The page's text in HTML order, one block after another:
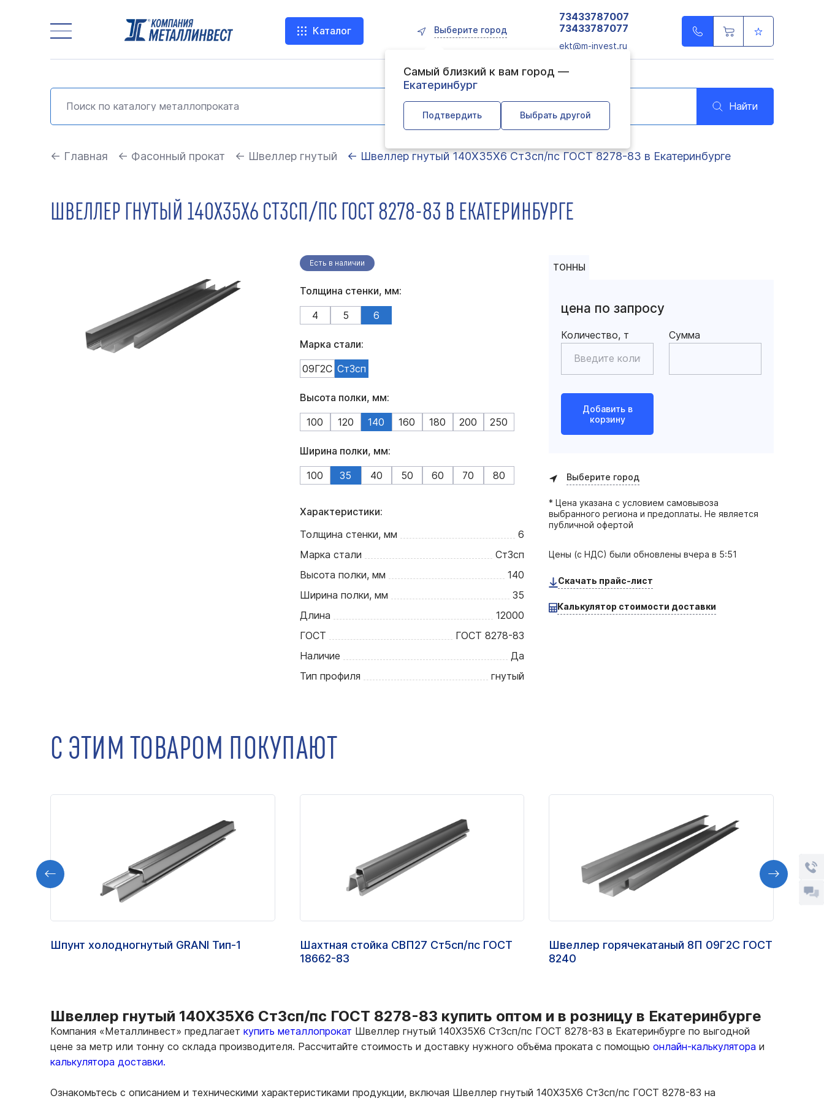
Каталог Выберите город
Самый близкий к вам город —
Екатеринбург
Подтвердить Выбрать другой
73433787007
73433787077
ekt@m-invest.ru
Найти
← Главная ← Фасонный прокат ← Швеллер гнутый ← Швеллер гнутый 140Х35Х6 Ст3сп/пс ГОСТ 8278-83 в Екатеринбурге
ШВЕЛЛЕР ГНУТЫЙ 140Х35Х6 СТ3СП/ПС ГОСТ 8278-83 В ЕКАТЕРИНБУРГЕ
Есть в наличии
Толщина стенки, мм:
4
5 6
Марка стали:
09Г2С Ст3сп
Высота полки, мм:
100
120 140 160 180 200 250
Ширина полки, мм:
100
35 40 50 60 70 80
Характеристики:
Толщина стенки, мм
6
Марка стали
Ст3сп
Высота полки, мм
140
Ширина полки, мм
35
Длина
12000
ГОСТ
ГОСТ 8278-83
Наличие
Да
Тип профиля
гнутый
ТОННЫ
цена по запросу
Количество, т Сумма
Добавить в
корзину
Выберите город
* Цена указана с условием самовывоза
выбранного региона и предоплаты. Не является
публичной офертой
Цены (с НДС) были обновленывчера в 5:51
Скачать прайс-лист
Калькулятор стоимости доставки
С ЭТИМ ТОВАРОМ ПОКУПАЮТ
Шпунт холодногнутый GRANI Тип-1
Шахтная стойка СВП27 Ст5сп/пс ГОСТ
18662-83
Швеллер горячекатаный 8П 09Г2С ГОСТ
8240
Швеллер гнутый 140Х35Х6 Ст3сп/пс ГОСТ 8278-83 купить оптом и в розницу в Екатеринбурге
Компания «Металлинвест» предлагает купить металлопрокат Швеллер гнутый 140Х35Х6 Ст3сп/пс ГОСТ 8278-83 в Екатеринбурге по выгодной
цене за метр или тонну со склада производителя. Рассчитайте стоимость и доставку нужного объёма проката с помощью онлайн-калькулятора и
калькулятора доставки.
Ознакомьтесь с описанием и техническими характеристиками продукции, включая Швеллер гнутый 140Х35Х6 Ст3сп/пс ГОСТ 8278-83 на